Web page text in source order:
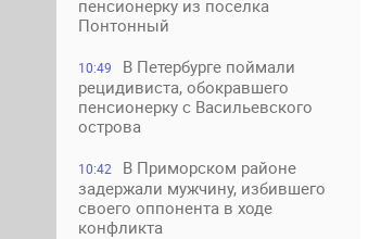
пенсионерку из поселка
Понтонный
10:49
В Петербурге поймали
рецидивиста, обокравшего
пенсионерку с Васильевского
острова
10:42
В Приморском районе
задержали мужчину, избившего
своего оппонента в ходе
конфликта